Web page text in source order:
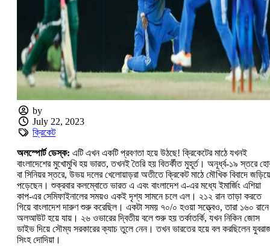
by
July 22, 2023
ক্রিকেট
অলস্পোর্ট ডেস্ক: এটি এখন একটি প্রবণতা হয়ে উঠছে! ক্রিকেটের মাঠে যখনই
বাংলাদেশের মুখোমুখি হয় ভারত, তখনই তৈরি হয় বিতর্কীত মুহূর্ত। অনূর্ধ্ব-১৯ স্তরে
বা সিনিয়র স্তরে, উভয় দলের খেলোয়াড়রা অতীতে ক্রিকেট মাঠে মৌখিক বিবাদে জড়িয়ে
পড়েছেন। শুক্রবার কলম্বোতে ভারত এ এবং বাংলাদেশ এ-এর মধ্যে ইমার্জিং এশিয়া
কাপ-এর সেমিফাইনালের সময়ও একই দৃশ্য সামনে চলে এল। ২১২ রান তাড়া করতে
গিয়ে বাংলাদেশ দারুণ শুরু করেছিল। একটা সময় ৭০/০ হওয়া সত্ত্বেও, তারা ১৬০ রানে
অলআউট হয়ে যায়। ২৬ ওভারের দ্বিতীয় বলে শুরু হয় তর্কাতর্কি, যখন নিকিন জোস
ডাইভ দিয়ে সৌম্য সরকারের ক্যাচ তুলে নেন। তখন ভারতের হয়ে বল করছিলেন
সিংহ দোদিয়া।